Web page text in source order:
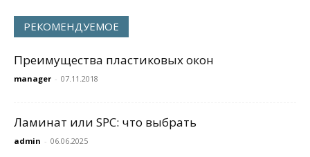
РЕКОМЕНДУЕМОЕ
Преимущества пластиковых окон
manager - 07.11.2018
Ламинат или SPC: что выбрать
admin - 06.06.2025